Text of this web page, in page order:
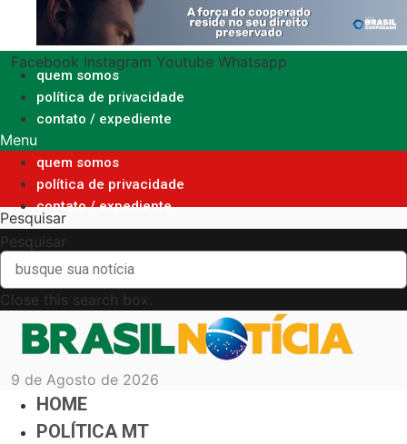
o
conteúdo
Facebook Instagram Youtube Whatsapp
quem somos
política de privacidade
contato / expediente
Menu
quem somos
política de privacidade
contato / expediente
Pesquisar
Pesquisar
Close this search box.
9 de Agosto de 2026
HOME
POLÍTICA MT